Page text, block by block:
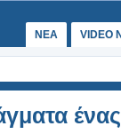
ΝΕΑ VIDEO